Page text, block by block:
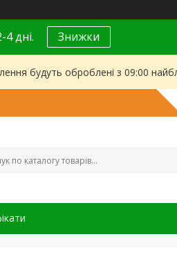
дні. Знижки
будуть оброблені з 09:00